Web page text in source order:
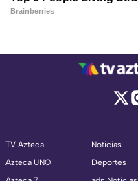
TV Azteca
Azteca UNO
Noticias
Deportes